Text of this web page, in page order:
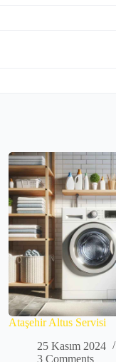
Ataşehir Altus Servisi
25 Kasım 2024
3 Comments